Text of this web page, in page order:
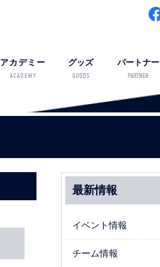
アカデミー
ACADEMY
グッズ
GOODS
パートナー
PARTNER
最新情報
イベント情報
チーム情報